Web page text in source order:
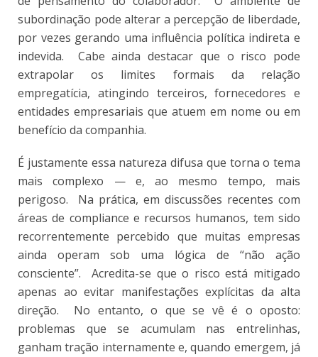
subordinação pode alterar a percepção de liberdade,
por vezes gerando uma influência política indireta e
indevida. Cabe ainda destacar que o risco pode
extrapolar os limites formais da relação
empregatícia, atingindo terceiros, fornecedores e
entidades empresariais que atuem em nome ou em
benefício da companhia.
É justamente essa natureza difusa que torna o tema
mais complexo — e, ao mesmo tempo, mais
perigoso. Na prática, em discussões recentes com
áreas de compliance e recursos humanos, tem sido
recorrentemente percebido que muitas empresas
ainda operam sob uma lógica de “não ação
consciente”. Acredita-se que o risco está mitigado
apenas ao evitar manifestações explícitas da alta
direção. No entanto, o que se vê é o oposto:
problemas que se acumulam nas entrelinhas,
ganham tração internamente e, quando emergem, já